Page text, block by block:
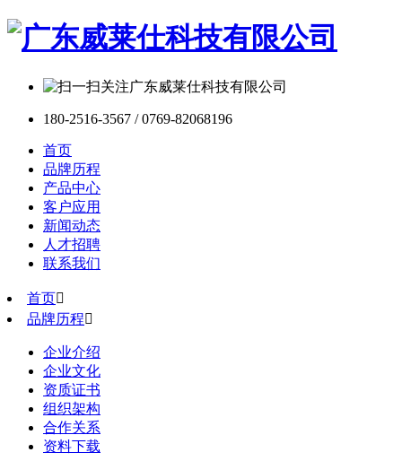
180-2516-3567 / 0769-82068196
首页
品牌历程
产品中心
客户应用
新闻动态
人才招聘
联系我们
首页
品牌历程
企业介绍
企业文化
资质证书
组织架构
合作关系
资料下载